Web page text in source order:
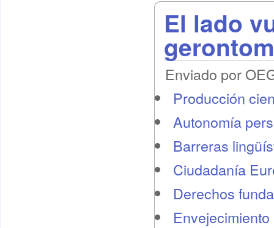
El lado
Enviado por
Producción
Autonomía
Barreras
Ciudadanía
Derechos